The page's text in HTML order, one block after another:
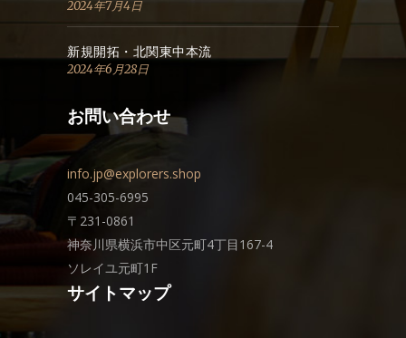
2024年7月4日
新規開拓・北関東中本流
2024年6月28日
お問い合わせ
info.jp@explorers.shop
045-305-6995
〒231-0861
神奈川県横浜市中区元町4丁目167-4
ソレイユ元町1F
サイトマップ